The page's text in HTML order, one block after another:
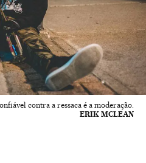
contra a ressaca é a moderação.
ERIK MCLEAN